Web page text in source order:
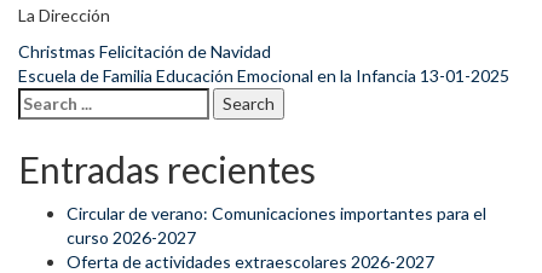
La Dirección
Post navigation
Christmas Felicitación de Navidad
Escuela de Familia Educación Emocional en la Infancia 13-01-2025
Search for:
Entradas recientes
Circular de verano: Comunicaciones importantes para el
curso 2026-2027
Oferta de actividades extraescolares 2026-2027